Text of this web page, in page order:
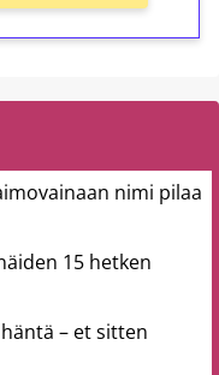
nimi pilaa
15 hetken
– et sitten